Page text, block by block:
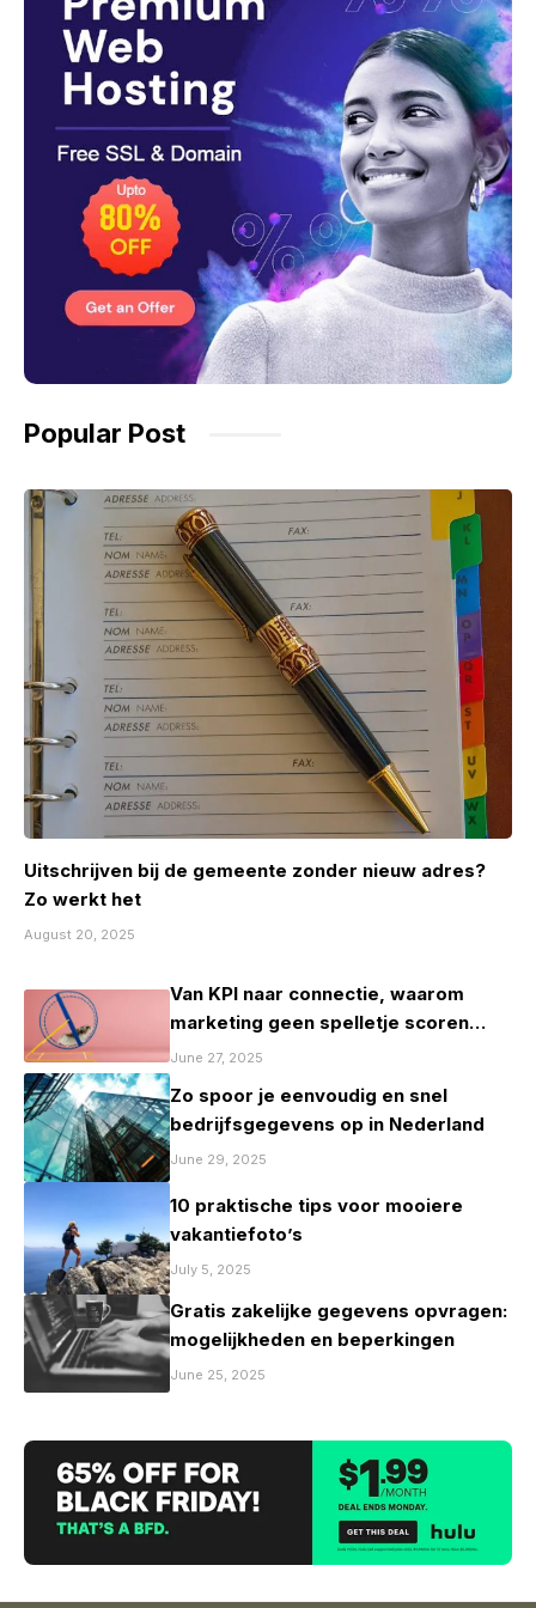
Popular Post
Uitschrijven bij de gemeente zonder nieuw adres?
Zo werkt het
August 20, 2025
Van KPI naar connectie, waarom
marketing geen spelletje scoren
mag zijn
June 27, 2025
Zo spoor je eenvoudig en snel
bedrijfsgegevens op in Nederland
June 29, 2025
10 praktische tips voor mooiere
vakantiefoto’s
July 5, 2025
Gratis zakelijke gegevens opvragen:
mogelijkheden en beperkingen
June 25, 2025